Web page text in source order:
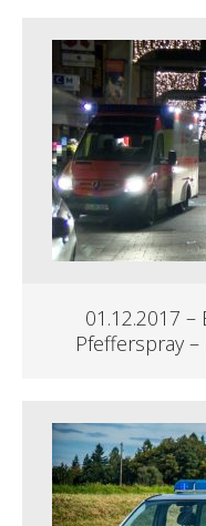
01.12.2017
Pfefferspray